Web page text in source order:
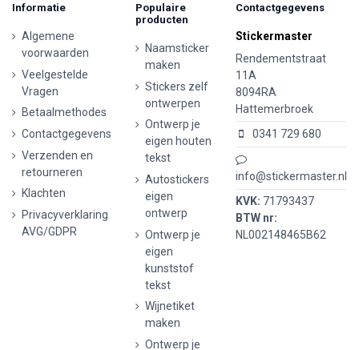
Informatie
Algemene
voorwaarden
Veelgestelde
Vragen
Betaalmethodes
Contactgegevens
Verzenden en
retourneren
Klachten
Privacyverklaring
AVG/GDPR
Populaire
producten
Naamsticker
maken
Stickers zelf
ontwerpen
Ontwerp je
eigen houten
tekst
Autostickers
eigen
ontwerp
Ontwerp je
eigen
kunststof
tekst
Wijnetiket
maken
Ontwerp je
Contactgegevens
Stickermaster
Rendementstraat
11A
8094RA
Hattemerbroek
0341 729 680
info@stickermaster.nl
KVK: 71793437
BTW nr:
NL002148465B62